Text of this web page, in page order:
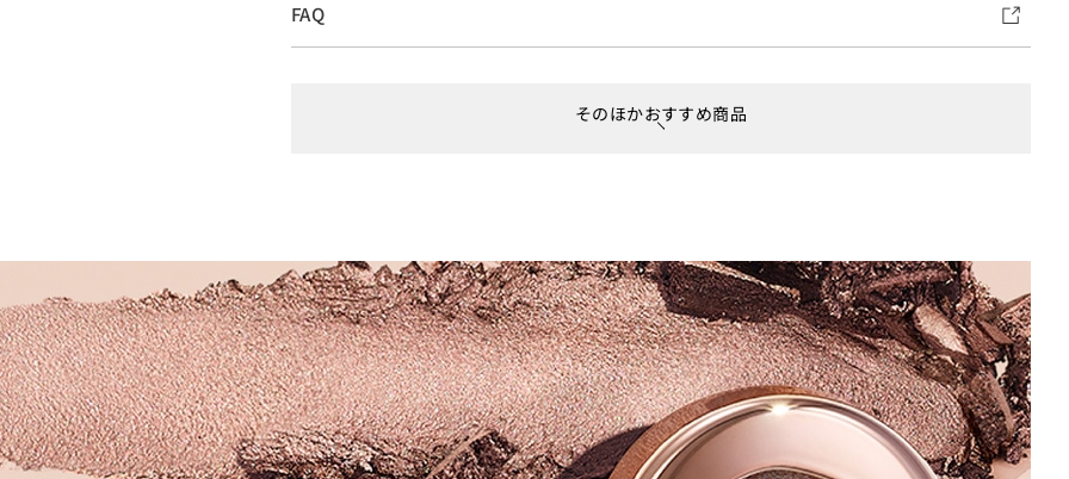
FAQ
そのほかおすすめ商品